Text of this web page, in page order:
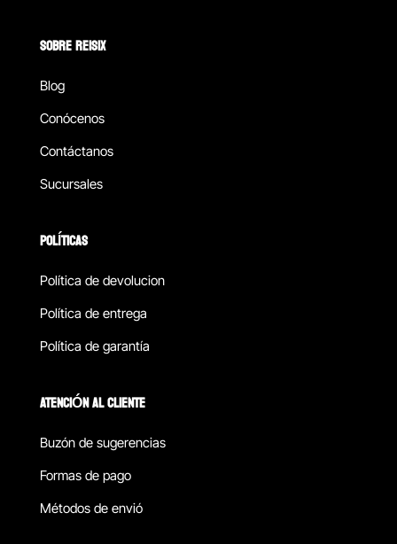
SOBRE REISIX
Blog
Conócenos
Contáctanos
Sucursales
POLÍTICAS
Política de devolucion
Política de entrega
Política de garantía
ATENCIÓN AL CLIENTE
Buzón de sugerencias
Formas de pago
Métodos de envió